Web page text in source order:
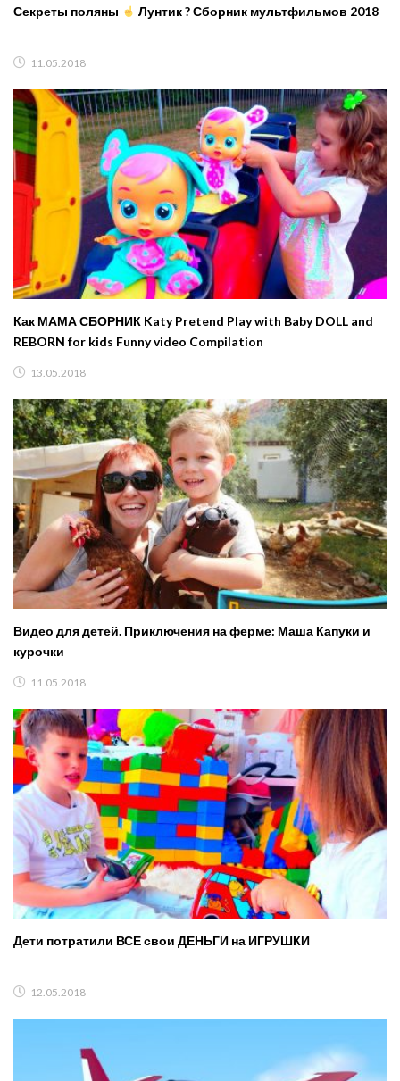
Секреты поляны Лунтик ? Сборник мультфильмов 2018
11.05.2018
Как МАМА СБОРНИК Katy Pretend Play with Baby DOLL and
REBORN for kids Funny video Compilation
13.05.2018
Видео для детей. Приключения на ферме: Маша Капуки и
курочки
11.05.2018
Дети потратили ВСЕ свои ДЕНЬГИ на ИГРУШКИ
12.05.2018